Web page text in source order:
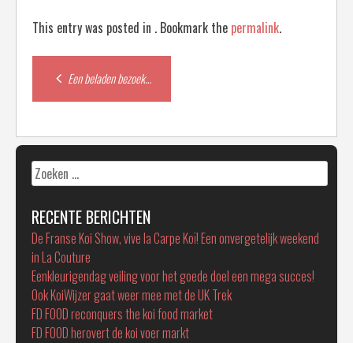
This entry was posted in . Bookmark the permalink.
Post
navigation
Een beladen bezoek…
Zoeken
naar:
RECENTE BERICHTEN
De Franse Koi Show, vive la Carpe Koï! Een onvergetelijk weekend
in La Couture
Eenkleurigendag veiling voor het goede doel een mega succes!
Ook KoiWijzer gaat weer mee met de UK Trek
FD FOOD reconquers the koi food market
FD FOOD herovert de koi voer markt